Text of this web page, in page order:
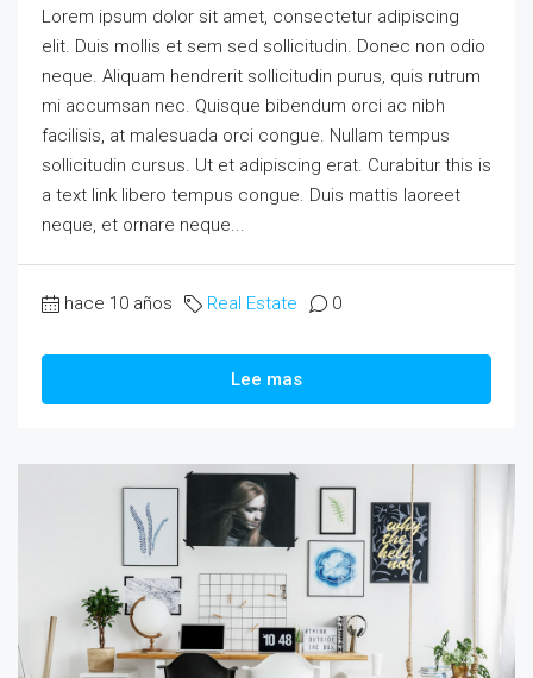
Lorem ipsum dolor sit amet, consectetur adipiscing
elit. Duis mollis et sem sed sollicitudin. Donec non odio
neque. Aliquam hendrerit sollicitudin purus, quis rutrum
mi accumsan nec. Quisque bibendum orci ac nibh
facilisis, at malesuada orci congue. Nullam tempus
sollicitudin cursus. Ut et adipiscing erat. Curabitur this is
a text link libero tempus congue. Duis mattis laoreet
neque, et ornare neque...
hace 10 años Real Estate 0
Lee mas